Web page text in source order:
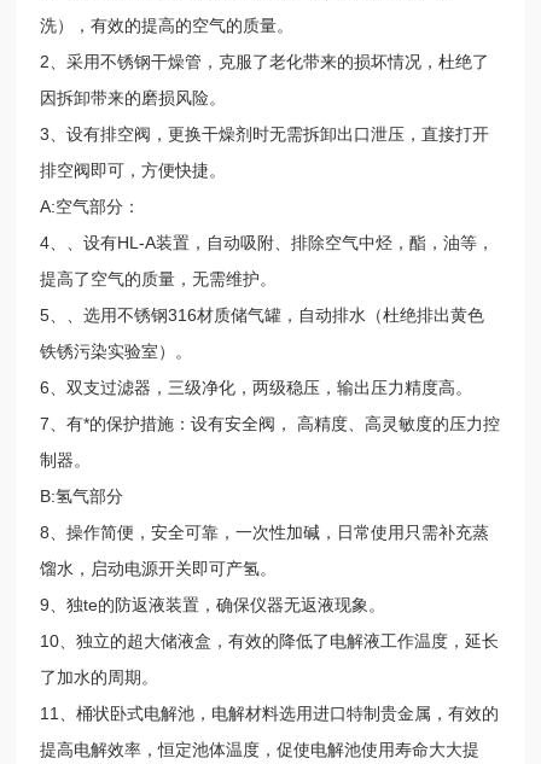
洗），有效的提高的空气的质量。
2、采用不锈钢干燥管，克服了老化带来的损坏情况，杜绝了
因拆卸带来的磨损风险。
3、设有排空阀，更换干燥剂时无需拆卸出口泄压，直接打开
排空阀即可，方便快捷。
A:空气部分：
4、、设有HL-A装置，自动吸附、排除空气中烃，酯，油等，
提高了空气的质量，无需维护。
5、、选用不锈钢316材质储气罐，自动排水（杜绝排出黄色
铁锈污染实验室）。
6、双支过滤器，三级净化，两级稳压，输出压力精度高。
7、有*的保护措施：设有安全阀， 高精度、高灵敏度的压力控
制器。
B:氢气部分
8、操作简便，安全可靠，一次性加碱，日常使用只需补充蒸
馏水，启动电源开关即可产氢。
9、独te的防返液装置，确保仪器无返液现象。
10、独立的超大储液盒，有效的降低了电解液工作温度，延长
了加水的周期。
11、桶状卧式电解池，电解材料选用进口特制贵金属，有效的
提高电解效率，恒定池体温度，促使电解池使用寿命大大提